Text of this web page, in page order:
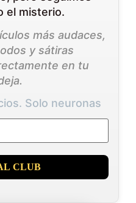
el misterio.
más audaces,
y sátiras
en tu
Solo neuronas